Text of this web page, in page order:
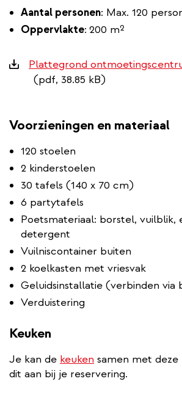
Aantal personen: Max. 120
Oppervlakte: 200 m²
Downloads
Plattegrond
(pdf, 38.85 kB)
Voorzieningen en materiaal
120 stoelen
2 kinderstoelen
30 tafels (140 x 70 cm)
6 partytafels
Poetsmateriaal: borstel, vuilblik,
detergent
Vuilniscontainer buiten
2 koelkasten met vriesvak
Geluidsinstallatie (verbinden
Verduistering
Keuken
Je kan de keuken samen met deze
dit aan bij je reservering.